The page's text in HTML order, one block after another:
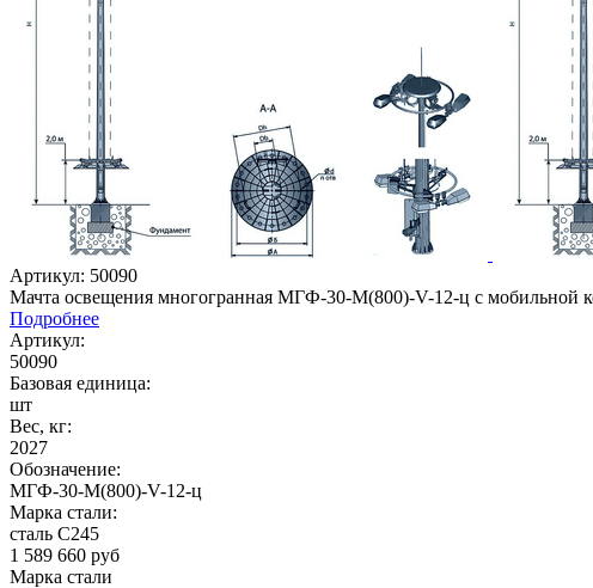
Артикул: 50090
Мачта освещения многогранная МГФ-30-М(800)-V-12-ц с мобильной
Подробнее
Артикул:
50090
Базовая единица:
шт
Вес, кг:
2027
Обозначение:
МГФ-30-М(800)-V-12-ц
Марка стали:
сталь С245
1 589 660 руб
Марка стали